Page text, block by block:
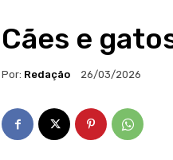
Cães e
Por: Redação 26/03/2026